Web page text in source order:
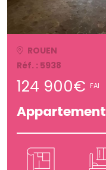
ROUEN
Réf. : 5938
124 900€ FAI
Appartement